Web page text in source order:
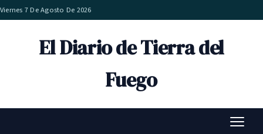
Viernes 7 De Agosto De 2026
El Diario de Tierra del
Fuego